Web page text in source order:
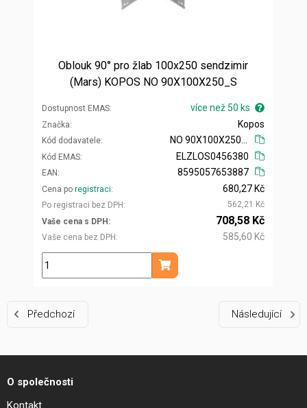
Oblouk 90° pro žlab 100x250 sendzimir
(Mars) KOPOS NO 90X100X250_S
Dostupnost EMAS více než 50 ks
Značka
Kód dodavatele
Kopos
Kód EMAS
EAN
ELZLOS0456380
8595057653887
Cena po registraci
Po registraci bez DPH
680,27 Kč
562,21 Kč
Vaše cena s DPH
Vaše cena bez DPH
708,58 Kč
585,60 Kč
ks
Přidat do košíku
Předchozí Následující
O společnosti
Kontakt